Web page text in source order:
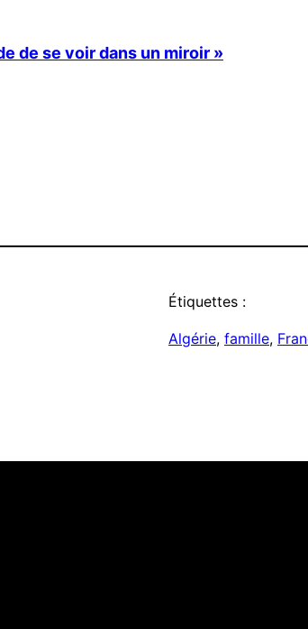
de se voir dans un miroir »
Étiquettes :
Algérie, famille,